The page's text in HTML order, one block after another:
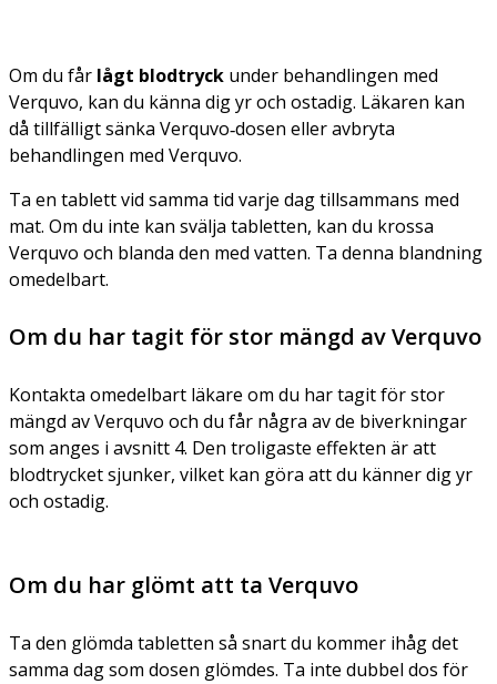
Om du får lågt blodtryck under behandlingen med
Verquvo, kan du känna dig yr och ostadig. Läkaren kan
då tillfälligt sänka Verquvo‑dosen eller avbryta
behandlingen med Verquvo.
Ta en tablett vid samma tid varje dag tillsammans med
mat. Om du inte kan svälja tabletten, kan du krossa
Verquvo och blanda den med vatten. Ta denna blandning
omedelbart.
Om du har tagit för stor mängd av Verquvo
Kontakta omedelbart läkare om du har tagit för stor
mängd av Verquvo och du får några av de biverkningar
som anges i avsnitt 4. Den troligaste effekten är att
blodtrycket sjunker, vilket kan göra att du känner dig yr
och ostadig.
Om du har glömt att ta Verquvo
Ta den glömda tabletten så snart du kommer ihåg det
samma dag som dosen glömdes. Ta inte dubbel dos för